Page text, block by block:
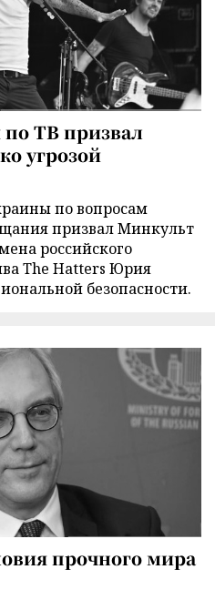
ТВ призвал
угрозой
по вопросам
призвал Минкульт
российского
The Hatters Юрия
безопасности.
прочного мира